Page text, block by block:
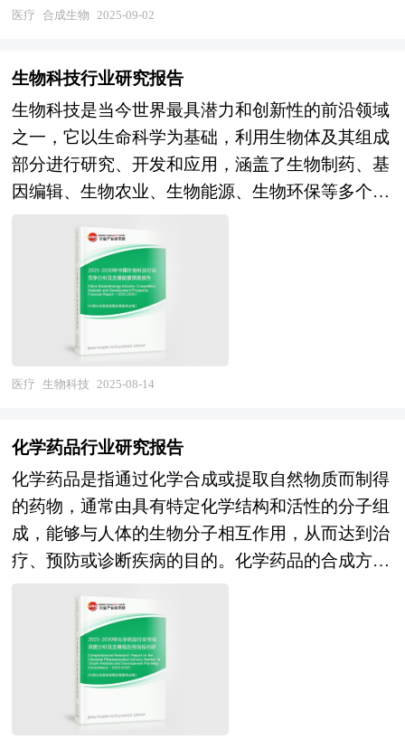
要有以下几大用途： 1、用于企业融资、对外招商
贷款 4、用于境外投资项目核准 5、用于企业上市
的招股说明书 6、用于申请政府资金 可行性研究报
告是在制定某一建设或科研项目之前，对该项目实
施的可能性、有效性、技术方案及技术政策进行具
体、深入、细致的技术论证和经济评价，以求确定
时机而写的书面报告。 可行性研究报告主要内容
是要求以全面、系统的分析为主要方法，经济效益
为核心，围绕影响项目的各种因素，运用大量的数
据资料论证拟建项目是否可行。对整个可行性研究
提出综合分析评价，指出优缺点和建议。为了结论
的需要，往往还需要加上一些附件，如试验数据、
定性意义的工作，是在投资决策之前，对拟建项目
进行全面技术经济分析论证的科学方法，在投资管
理中，可行性研究是指对拟建项目有关的自然、社
会、经济、技术等进行调研、分析比较以及预测建
成后的社会经济效益。在此基础上，综合论证项目
技术上的先进性和适应性以及建设条件的可能性和
可行性，从而为投资决策提供科学依据。 投资可
行性报告咨询服务分为政府审批核准用可行性研究
报告和融资用可行性研究报告。审批核准用的可行
性研究报告侧重关注项目的社会经济效益和影响；
加强，合成生物学有望在医药、能源、环境、农业
新的解决方案。然而，合成生物学也面临着技术、
府、科研机构、企业和公众共同努力，推动合成生
物学的健康发展。 本研究咨询报告由中研普华咨
询公司领衔撰写，在大量周密的市场调研基础上，
主要依据了国家统计局、国家商务部、国家发改
委、国家经济信息中心、国务院发展研究中心、国
家海关总署、全国商业信息中心、中国经济景气监
测中心、中国行业研究网、全国及海外多种相关报
刊杂志的基础信息以及专业研究单位等公布和提供
的大量资料，结合中研普华公司对合成生物相关企
业和科研单位等的实地调查，对国内外合成生物行
业的供给与需求状况、相关行业的发展状况、市场
品牌的发展状况，以及未来中国合成生物行业将面
临的机遇以及企业的应对策略。报告还分析了合成
生物市场的竞争格局，行业的发展动向，并对行业
相关政策进行了介绍和政策趋向研判，是合成生物
生产企业、科研单位、零售企业等单位准确了解目
向不可多得的精品。
医疗 合成生物 2025-09-02
生物科技行业研究报告
生物科技是当今世界最具潜力和创新性的前沿领域
之一，它以生命科学为基础，利用生物体及其组成
部分进行研究、开发和应用，涵盖了生物制药、基
因编辑、生物农业、生物能源、生物环保等多个重
手段，深入探索生命的奥秘，并将其转化为改善人
类健康、提升生活质量、促进可持续发展的实际应
用。 当前，生物科技行业正处于快速发展的黄金
时期。一方面，基因编辑技术如CRISPR-Cas9的出
现，为精准医疗和遗传病治疗带来了革命性的突
破，使得科学家能够以前所未有的精度对生物体的
疾病提供了新的希望。另一方面，生物制药领域不
治疗等创新疗法不断涌现，极大地提高了疾病的治
愈率和患者的生存率。此外，生物农业通过基因工
程和生物技术的应用，提高了农作物的产量和抗病
虫害能力，为全球粮食安全提供了有力保障。生物
能源的开发则为解决传统能源短缺和环境污染问题
提供了新的思路，生物柴油、生物乙醇等可再生能
源逐渐成为能源领域的重要补充。 未来，生物科
技行业将继续保持强劲的发展势头，并在多个领域
展现出巨大的潜力和价值。在医疗健康领域，个性
化医疗将成为主流趋势，通过基因检测和大数据分
医疗 生物科技 2025-08-14
化学药品行业研究报告
化学药品是指通过化学合成或提取自然物质而制得
的药物，通常由具有特定化学结构和活性的分子组
成，能够与人体的生物分子相互作用，从而达到治
疗、预防或诊断疾病的目的。化学药品的合成方法
化学药品研究报告对化学药品行业研究的内容和方
法进行全面的阐述和论证，对研究过程中所获取的
化学药品资料进行全面系统的整理和分析，通过图
表、统计结果及文献资料，或以纵向的发展过程，
或横向类别分析提出论点、分析论据，进行论证。